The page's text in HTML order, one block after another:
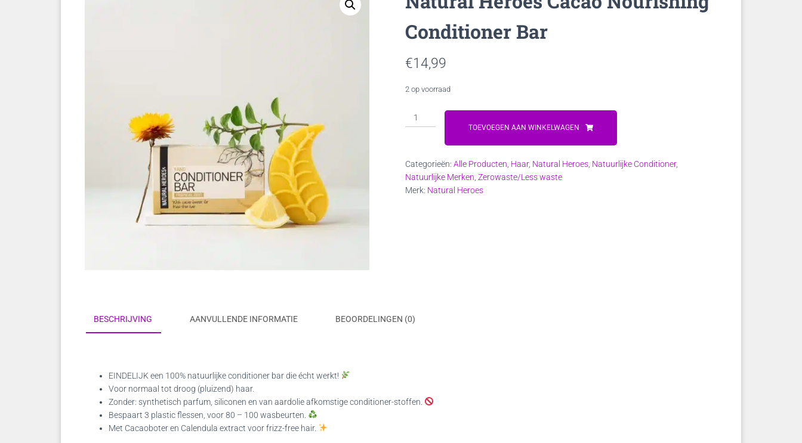
Conditioner Bar
€14,99
2 op voorraad
Natural
Heroes
Conditioner
Bar
aantal
TOEVOEGEN AAN WINKELWAGEN
Categorieën: Alle Producten Haar, Natural Heroes Natuurlijke Conditioner,
Natuurlijke Merken Zerowaste/Less waste
Merk: Natural Heroes
BESCHRIJVING AANVULLENDE INFORMATIE BEOORDELINGEN (0)
EINDELIJK een 100% natuurlijke conditioner bar die écht werkt!
Voor normaal tot droog (pluizend) haar.
Zonder: synthetisch parfum, siliconen en van aardolie afkomstige conditioner-stoffen.
Bespaart 3 plastic flessen, voor 80 – 100 wasbeurten.
Met Cacaoboter en Calendula extract voor frizz-free hair.